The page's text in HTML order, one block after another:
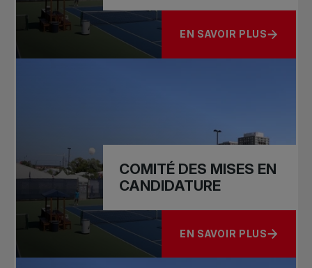
EN SAVOIR PLUS
À PROPOS DE COMITÉ
COMITÉ DES MISES EN
CANDIDATURE
EN SAVOIR PLUS
À PROPOS DE COMITÉ